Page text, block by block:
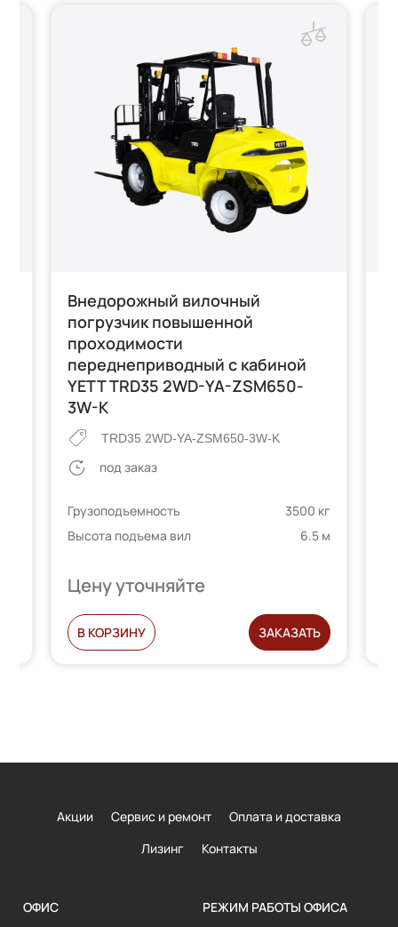
Внедорожный вилочный
погрузчик повышенной
проходимости
переднеприводный с кабиной
YETT TRD35 2WD-YA-ZSM650-
3W-K
TRD35 2WD-YA-ZSM650-3W-K
под заказ
Грузоподъемность
3500 кг
Высота подъема вил
6.5 м
Цену уточняйте
В КОРЗИНУ ЗАКАЗАТЬ
Акции Сервис и ремонт
Оплата и доставка
Лизинг
Контакты
ОФИС
РЕЖИМ РАБОТЫ ОФИСА